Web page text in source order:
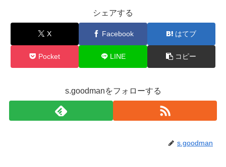
シェアする
X Facebook はてブ
Pocket LINE コピー
s.goodmanをフォローする
s.goodman